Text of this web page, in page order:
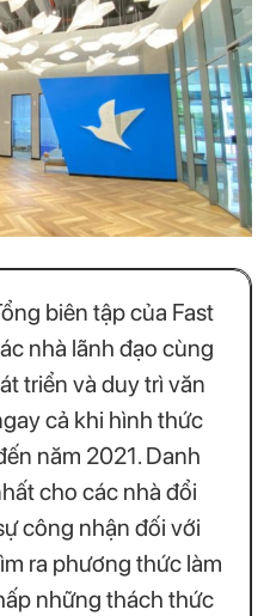
biên tập của Fast
nhà lãnh đạo cùng
triển và duy trì văn
cả khi hình thức
năm 2021. Danh
cho các nhà đổi
công nhận đối với
ra phương thức làm
những thách thức